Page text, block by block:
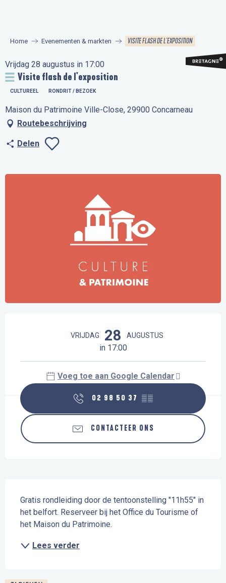
principal
Home Evenementen & markten VISITE FLASH DE L'EXPOSITION
Vrijdag 28 augustus in 17:00
Visite flash de l'exposition
CULTUREEL RONDRIT / BEZOEK
Maison du Patrimoine Ville-Close, 29900 Concarneau
Routebeschrijving
Delen
VRIJDAG 28 AUGUSTUS
in 17:00
Voeg toe aan Google Calendar
02 98 50 37 ▒▒
CONTACTEER ONS
Gratis rondleiding door de tentoonstelling "11h55" in
het belfort. Reserveer bij het Office du Tourisme of
het Maison du Patrimoine.
Lees verder